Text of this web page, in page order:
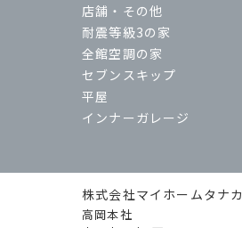
店舗・その他
耐震等級3の家
全館空調の家
セブンスキップ
平屋
インナーガレージ
株式会社マイホームタナカ
高岡本社